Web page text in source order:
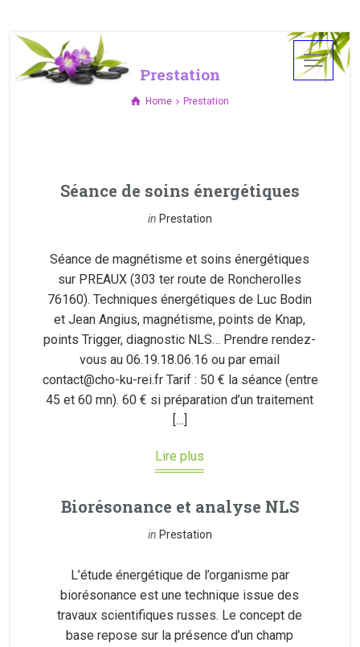
Prestation
Home Prestation
Séance de soins énergétiques
in Prestation
Séance de magnétisme et soins énergétiques
sur PREAUX (303 ter route de Roncherolles
76160). Techniques énergétiques de Luc Bodin
et Jean Angius, magnétisme, points de Knap,
points Trigger, diagnostic NLS… Prendre rendez-
vous au 06.19.18.06.16 ou par email
contact@cho-ku-rei.fr Tarif : 50 € la séance (entre
45 et 60 mn). 60 € si préparation d’un traitement
[…]
Lire plus
Biorésonance et analyse NLS
in Prestation
L’étude énergétique de l’organisme par
biorésonance est une technique issue des
travaux scientifiques russes. Le concept de
base repose sur la présence d’un champ